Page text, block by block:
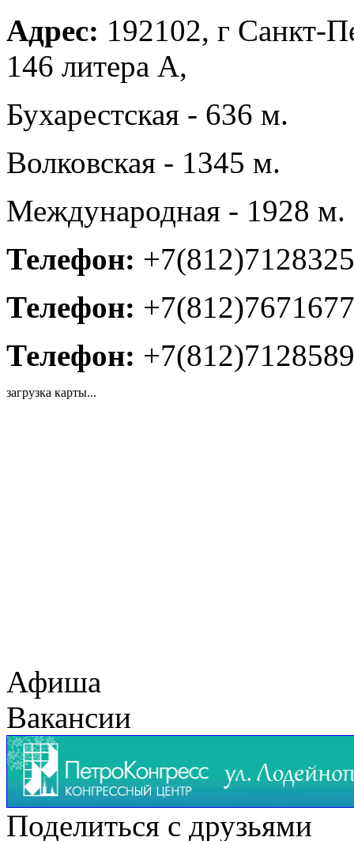
Адрес: 192102, г Санкт-
146 литера А,
Бухарестская - 636 м.
Волковская - 1345 м.
Международная - 1928 м.
Телефон: +7(812)7128325
Телефон: +7(812)7671677
Телефон: +7(812)7128589
загрузка карты...
Афиша
Вакансии
Поделиться с друзьями